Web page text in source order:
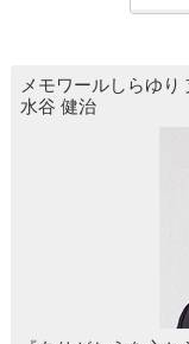
メモワールしらゆり
水谷 健治